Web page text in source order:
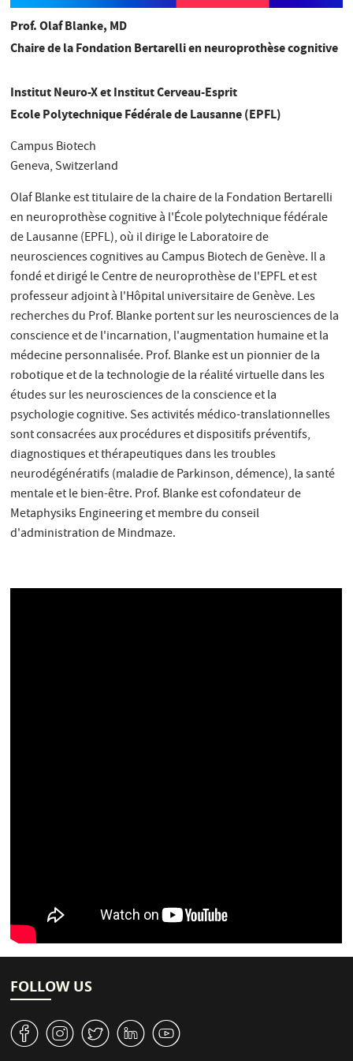
Prof. Olaf Blanke, MD
Chaire de la Fondation Bertarelli en neuroprothèse cognitive
Institut Neuro-X et Institut Cerveau-Esprit
Ecole Polytechnique Fédérale de Lausanne (EPFL)
Campus Biotech
Geneva, Switzerland
Olaf Blanke est titulaire de la chaire de la Fondation Bertarelli
en neuroprothèse cognitive à l'École polytechnique fédérale
de Lausanne (EPFL), où il dirige le Laboratoire de
neurosciences cognitives au Campus Biotech de Genève. Il a
fondé et dirigé le Centre de neuroprothèse de l'EPFL et est
professeur adjoint à l'Hôpital universitaire de Genève. Les
recherches du Prof. Blanke portent sur les neurosciences de la
conscience et de l'incarnation, l'augmentation humaine et la
médecine personnalisée. Prof. Blanke est un pionnier de la
robotique et de la technologie de la réalité virtuelle dans les
études sur les neurosciences de la conscience et la
psychologie cognitive. Ses activités médico-translationnelles
sont consacrées aux procédures et dispositifs préventifs,
diagnostiques et thérapeutiques dans les troubles
neurodégénératifs (maladie de Parkinson, démence), la santé
mentale et le bien-être. Prof. Blanke est cofondateur de
Metaphysiks Engineering et membre du conseil
d'administration de Mindmaze.
FOLLOW US
v J W M 1